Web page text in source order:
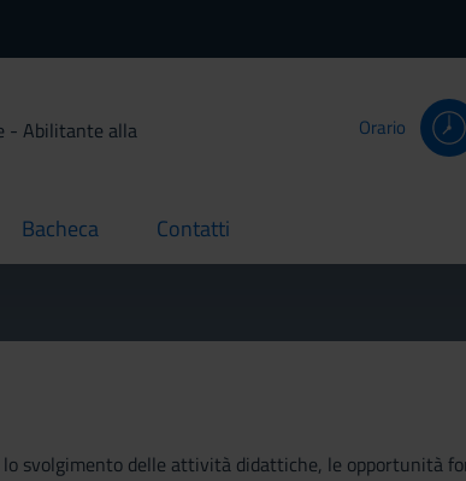
- Abilitante alla
Orario
Bacheca
current Contatti
current
svolgimento delle attività didattiche, le opportunità